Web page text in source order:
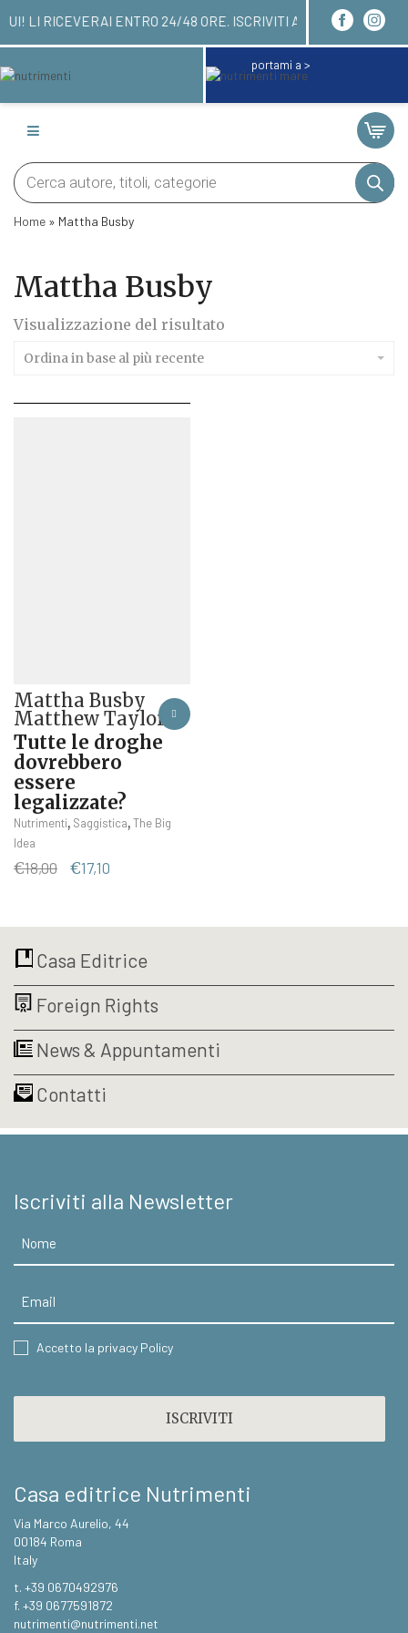
QUI! LI RICEVERAI ENTRO 24/48 ORE.
portami a >
Products
search
Home » Mattha Busby
Mattha Busby
Visualizzazione del risultato
Ordina in base al più recente
Mattha Busby
Matthew Taylor
Tutte le droghe
dovrebbero
essere
legalizzate?
Nutrimenti, Saggistica,The Big
Idea
€18,00
Il
era:
€17,10
è:
Casa Editrice
Foreign Rights
News & Appuntamenti
Contatti
Iscriviti alla Newsletter
CONSENT
Accetto la privacy Policy
Casa editrice Nutrimenti
Via Marco Aurelio, 44
00184 Roma
Italy
t. +39 0670492976
f. +39 0677591872
nutrimenti@nutrimenti.net